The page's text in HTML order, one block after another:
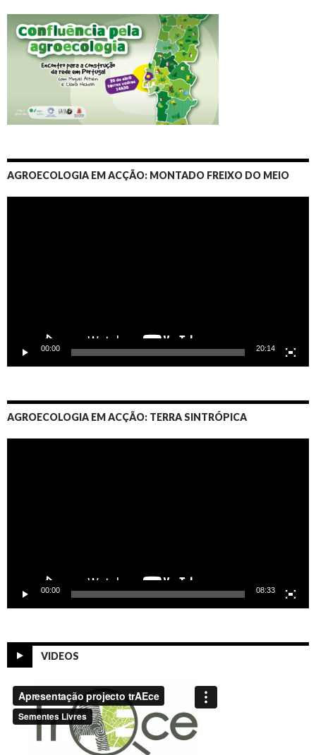
AGROECOLOGIA EM ACÇÃO: MONTADO FREIXO DO MEIO
00:00 20:14
AGROECOLOGIA EM ACÇÃO: TERRA SINTRÓPICA
00:00 08:33
VIDEOS